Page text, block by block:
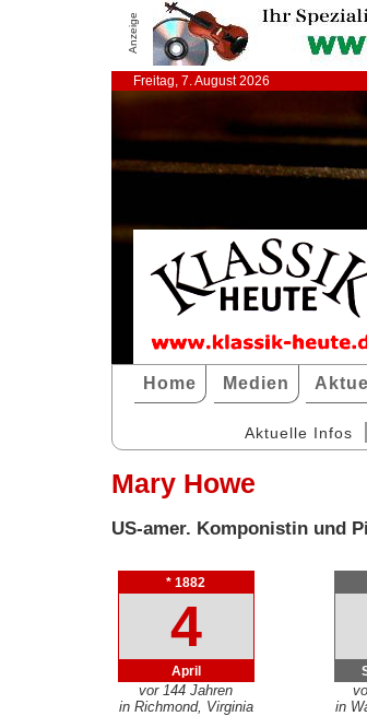
Anzeige
Freitag, 7. August 2026
Home Medien
Aktuelle Infos
Mary Howe
US-amer. Komponistin und
* 1882
4
April
vor 144 Jahren
in Richmond, Virginia
in